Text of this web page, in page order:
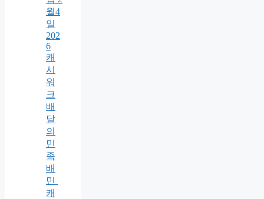
월4
일
202
6
캐
시
워
크
배
달
의
민
족
배
민
캐